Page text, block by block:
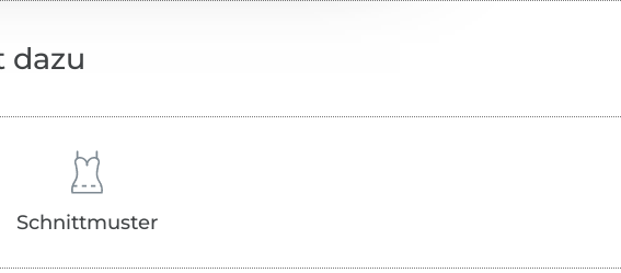
dazu
Schnittmuster